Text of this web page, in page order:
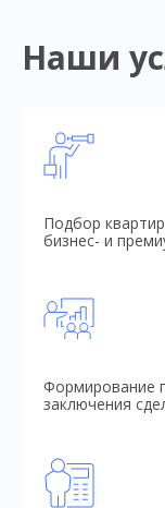
Наши
Подбор
бизнес- и
Формирование
заключения